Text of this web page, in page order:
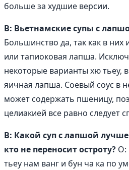
больше за худшие версии.
В: Вьетнамские супы с
Большинство да, так как в них
или тапиоковая лапша.
некоторые варианты хю тьеу,
яичная лапша. Соевый соус в
может содержать пшеницу,
целиакией все равно следует
В: Какой суп с лапшой
кто не переносит остроту? О:
тьеу нам ванг и бун ча ка по